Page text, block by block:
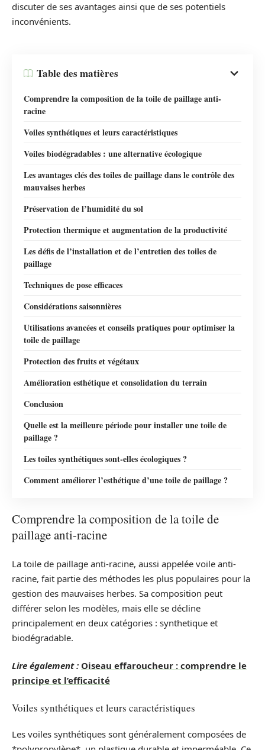
discuter de ses avantages ainsi que de ses potentiels
inconvénients.
Table des matières
Comprendre la composition de la toile de paillage anti-
racine
Voiles synthétiques et leurs caractéristiques
Voiles biodégradables : une alternative écologique
Les avantages clés des toiles de paillage dans le contrôle des
mauvaises herbes
Préservation de l’humidité du sol
Protection thermique et augmentation de la productivité
Les défis de l’installation et de l’entretien des toiles de
paillage
Techniques de pose efficaces
Considérations saisonnières
Utilisations avancées et conseils pratiques pour optimiser la
toile de paillage
Protection des fruits et végétaux
Amélioration esthétique et consolidation du terrain
Conclusion
Quelle est la meilleure période pour installer une toile de
paillage ?
Les toiles synthétiques sont-elles écologiques ?
Comment améliorer l’esthétique d’une toile de paillage ?
Comprendre la composition de la toile de
paillage anti-racine
La toile de paillage anti-racine, aussi appelée voile anti-
racine, fait partie des méthodes les plus populaires pour la
gestion des mauvaises herbes. Sa composition peut
différer selon les modèles, mais elle se décline
principalement en deux catégories : synthetique et
biodégradable.
Lire également : Oiseau effaroucheur : comprendre le
principe et l’efficacité
Voiles synthétiques et leurs caractéristiques
Les voiles synthétiques sont généralement composées de